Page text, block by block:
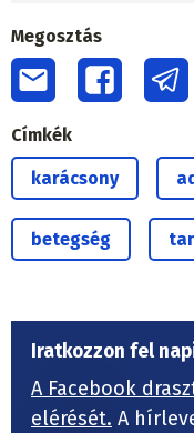
Megosztás
Címkék
karácsony
betegség
Iratkozzon fel
A Facebook
elérését. A